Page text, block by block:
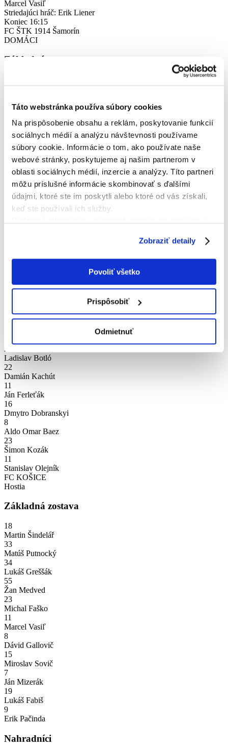
Táto webstránka používa súbory cookies
Na prispôsobenie obsahu a reklám, poskytovanie funkcií
sociálnych médií a analýzu návštevnosti používame
súbory cookie. Informácie o tom, ako používate naše
webové stránky, poskytujeme aj našim partnerom v
oblasti sociálnych médií, inzercie a analýzy. Títo partneri
môžu príslušné informácie skombinovať s ďalšími
údajmi, ktoré ste im poskytli alebo ktoré od vás získali,
keď ste používali ich služby.
Zobraziť detaily
Povoliť všetko
Prispôsobiť
Odmietnuť
Marcel Vasiľ
Striedajúci hráč: Erik Liener
Koniec 16:15
FC ŠTK 1914 Šamorín
DOMÁCI
Základná zostava
Péter Hanzli
Nathan Vitor De Almeida Silva
Mikuláš Demjanovič
18
Tomáš Nagy
Lukáš Szabó
12
Attila Horváth
Jakub Čunta
7
Nahradníci
29
Bandiougou Diallo
20
Ladislav Botló
22
Damián Kachút
11
Ján Ferleťák
16
Dmytro Dobranskyi
8
Aldo Omar Baez
23
Šimon Kozák
11
Stanislav Olejník
FC KOŠICE
Hostia
Základná zostava
18
Martin Šindelář
33
Matúš Putnocký
34
Lukáš Greššák
55
Žan Medved
23
Michal Faško
11
Marcel Vasiľ
8
Dávid Gallovič
15
Miroslav Sovič
7
Ján Mizerák
19
Lukáš Fabiš
9
Erik Pačinda
Nahradníci